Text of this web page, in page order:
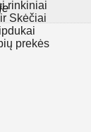
rinkiniai
Skėčiai
prekės